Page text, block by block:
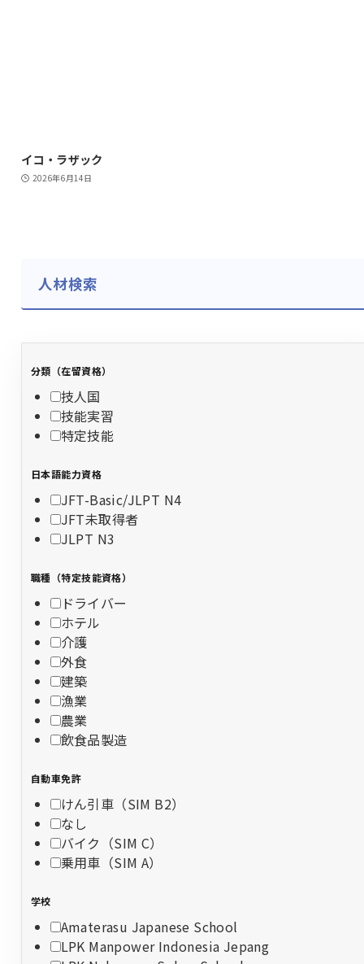
イコ・ラザック
2026年6月14日
人材検索
分類（在留資格）
技人国
技能実習
特定技能
日本語能力資格
JFT-Basic/JLPT N4
JFT未取得者
JLPT N3
職種（特定技能資格）
ドライバー
ホテル
介護
外食
建築
漁業
農業
飲食品製造
自動車免許
けん引車（SIM B2）
なし
バイク（SIM C）
乗用車（SIM A）
学校
Amaterasu Japanese School
LPK Manpower Indonesia Jepang